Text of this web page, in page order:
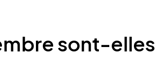
sont-